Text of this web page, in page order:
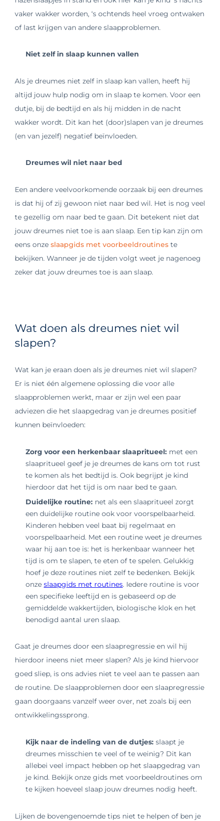
vaker wakker worden, ‘s ochtends heel vroeg ontwaken
of last krijgen van andere slaapproblemen.
Niet zelf in slaap kunnen vallen
Als je dreumes niet zelf in slaap kan vallen, heeft hij
altijd jouw hulp nodig om in slaap te komen. Voor een
dutje, bij de bedtijd en als hij midden in de nacht
wakker wordt. Dit kan het (door)slapen van je dreumes
(en van jezelf) negatief beïnvloeden.
Dreumes wil niet naar bed
Een andere veelvoorkomende oorzaak bij een dreumes
is dat hij of zij gewoon niet naar bed wil. Het is nog veel
te gezellig om naar bed te gaan. Dit betekent niet dat
jouw dreumes niet toe is aan slaap. Een tip kan zijn om
eens onze slaapgids met voorbeeldroutines te
bekijken. Wanneer je de tijden volgt weet je nagenoeg
zeker dat jouw dreumes toe is aan slaap.
Wat doen als dreumes niet wil
slapen?
Wat kan je eraan doen als je dreumes niet wil slapen?
Er is niet één algemene oplossing die voor alle
slaapproblemen werkt, maar er zijn wel een paar
adviezen die het slaapgedrag van je dreumes positief
kunnen beïnvloeden:
Zorg voor een herkenbaar slaapritueel: met een
slaapritueel geef je je dreumes de kans om tot rust
te komen als het bedtijd is. Ook begrijpt je kind
hierdoor dat het tijd is om naar bed te gaan.
Duidelijke routine: net als een slaapritueel zorgt
een duidelijke routine ook voor voorspelbaarheid.
Kinderen hebben veel baat bij regelmaat en
voorspelbaarheid. Met een routine weet je dreumes
waar hij aan toe is: het is herkenbaar wanneer het
tijd is om te slapen, te eten of te spelen. Gelukkig
hoef je deze routines niet zelf te bedenken. Bekijk
onze slaapgids met routines. Iedere routine is voor
een specifieke leeftijd en is gebaseerd op de
gemiddelde wakkertijden, biologische klok en het
benodigd aantal uren slaap.
Gaat je dreumes door een slaapregressie en wil hij
hierdoor ineens niet meer slapen? Als je kind hiervoor
goed sliep, is ons advies niet te veel aan te passen aan
de routine. De slaapproblemen door een slaapregressie
gaan doorgaans vanzelf weer over, net zoals bij een
ontwikkelingssprong.
Kijk naar de indeling van de dutjes: slaapt je
dreumes misschien te veel of te weinig? Dit kan
allebei veel impact hebben op het slaapgedrag van
je kind. Bekijk onze gids met voorbeeldroutines om
te kijken hoeveel slaap jouw dreumes nodig heeft.
Lijken de bovengenoemde tips niet te helpen of ben je